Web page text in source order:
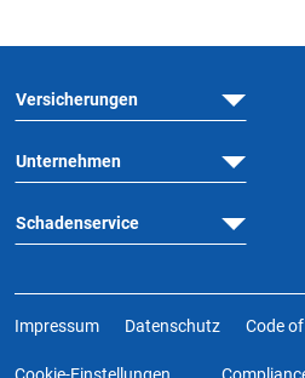
Versicherungen
Unternehmen
Schadenservice
Impressum Datenschutz Code